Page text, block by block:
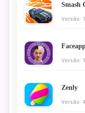
Smash
Versão:
Versão:
Zenly
Versão: